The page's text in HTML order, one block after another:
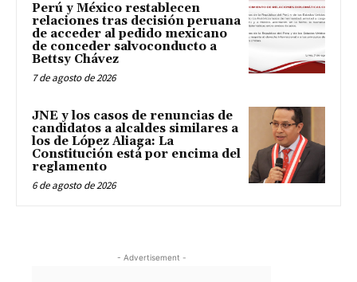
Perú y México restablecen
relaciones tras decisión peruana
de acceder al pedido mexicano
de conceder salvoconducto a
Bettsy Chávez
7 de agosto de 2026
JNE y los casos de renuncias de
candidatos a alcaldes similares a
los de López Aliaga: La
Constitución está por encima del
reglamento
6 de agosto de 2026
- Advertisement -